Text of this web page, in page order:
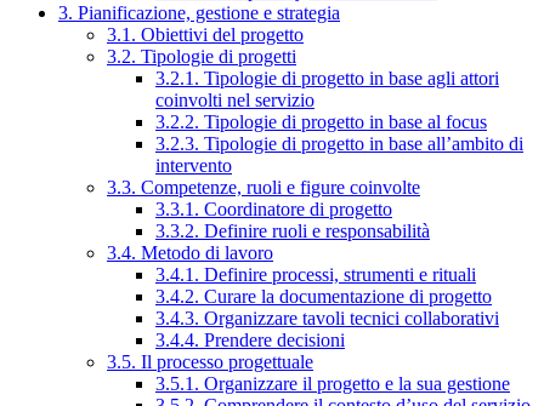
3. Pianificazione, gestione e strategia
3.1. Obiettivi del progetto
3.2. Tipologie di progetti
3.2.1. Tipologie di progetto in base agli attori
coinvolti nel servizio
3.2.2. Tipologie di progetto in base al focus
3.2.3. Tipologie di progetto in base all’ambito di
intervento
3.3. Competenze, ruoli e figure coinvolte
3.3.1. Coordinatore di progetto
3.3.2. Definire ruoli e responsabilità
3.4. Metodo di lavoro
3.4.1. Definire processi, strumenti e rituali
3.4.2. Curare la documentazione di progetto
3.4.3. Organizzare tavoli tecnici collaborativi
3.4.4. Prendere decisioni
3.5. Il processo progettuale
3.5.1. Organizzare il progetto e la sua gestione